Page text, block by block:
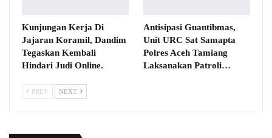
Kunjungan Kerja Di
Jajaran Koramil, Dandim
Tegaskan Kembali
Hindari Judi Online.
Antisipasi Guantibmas,
Unit URC Sat Samapta
Polres Aceh Tamiang
Laksanakan Patroli…
PREV NEXT